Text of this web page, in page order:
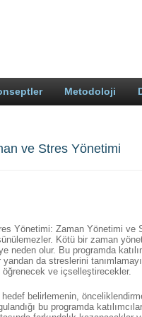
Metodoloji
ve Stres Yönetimi
Yönetimi: Zaman Yönetimi ve
Kötü bir zaman
neden olur. Bu programda
yandan da streslerini
öğrenecek ve içselleştirecekler.
hedef belirlemenin,
bu programda